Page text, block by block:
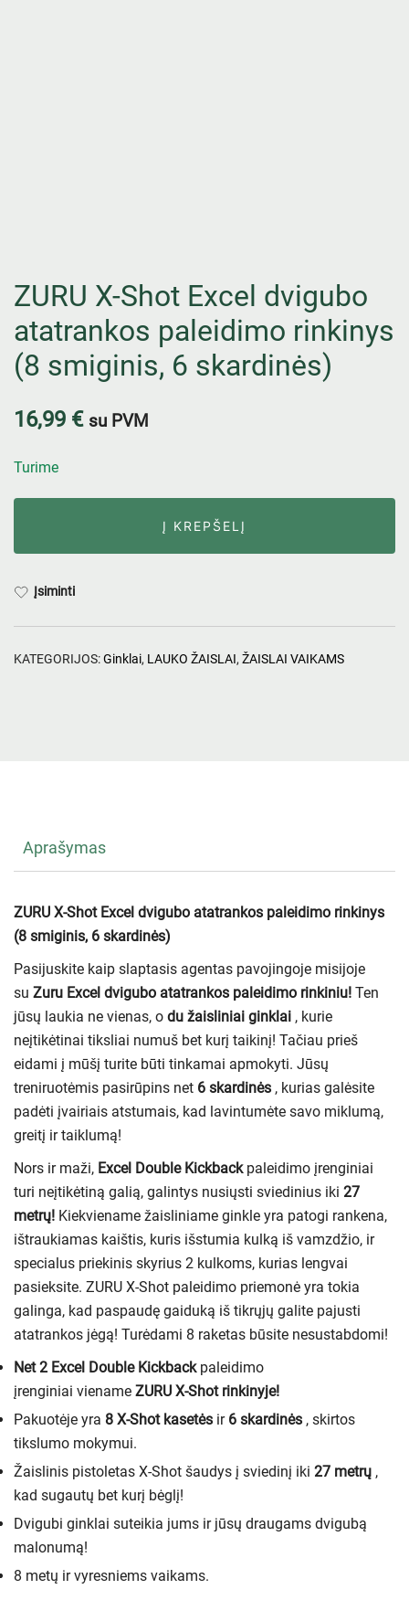
ZURU X-Shot Excel dvigubo
atatrankos paleidimo rinkinys
(8 smiginis, 6 skardinės)
16,99 € su PVM
Turime
Į KREPŠELĮ
Įsiminti
KATEGORIJOS:Ginklai, LAUKO ŽAISLAI, ŽAISLAI VAIKAMS
Aprašymas
ZURU X-Shot Excel dvigubo atatrankos paleidimo rinkinys
(8 smiginis, 6 skardinės)
Pasijuskite kaip slaptasis agentas pavojingoje misijoje
su Zuru Excel dvigubo atatrankos paleidimo rinkiniu! Ten
jūsų laukia ne vienas, o du žaisliniai ginklai , kurie
neįtikėtinai tiksliai numuš bet kurį taikinį! Tačiau prieš
eidami į mūšį turite būti tinkamai apmokyti. Jūsų
treniruotėmis pasirūpins net 6 skardinės , kurias galėsite
padėti įvairiais atstumais, kad lavintumėte savo miklumą,
greitį ir taiklumą!
Nors ir maži, Excel Double Kickbackpaleidimo įrenginiai
turi neįtikėtiną galią, galintys nusiųsti sviedinius iki 27
metrų! Kiekviename žaisliniame ginkle yra patogi rankena,
ištraukiamas kaištis, kuris išstumia kulką iš vamzdžio, ir
specialus priekinis skyrius 2 kulkoms, kurias lengvai
pasieksite. ZURU X-Shot paleidimo priemonė yra tokia
galinga, kad paspaudę gaiduką iš tikrųjų galite pajusti
atatrankos jėgą! Turėdami 8 raketas būsite nesustabdomi!
Net 2 Excel Double Kickbackpaleidimo
įrenginiai viename ZURU X-Shot rinkinyje!
Pakuotėje yra 8 X-Shot kasetės ir 6 skardinės , skirtos
tikslumo mokymui.
Žaislinis pistoletas X-Shot šaudys į sviedinį iki 27 metrų ,
kad sugautų bet kurį bėglį!
Dvigubi ginklai suteikia jums ir jūsų draugams dvigubą
malonumą!
8 metų ir vyresniems vaikams.